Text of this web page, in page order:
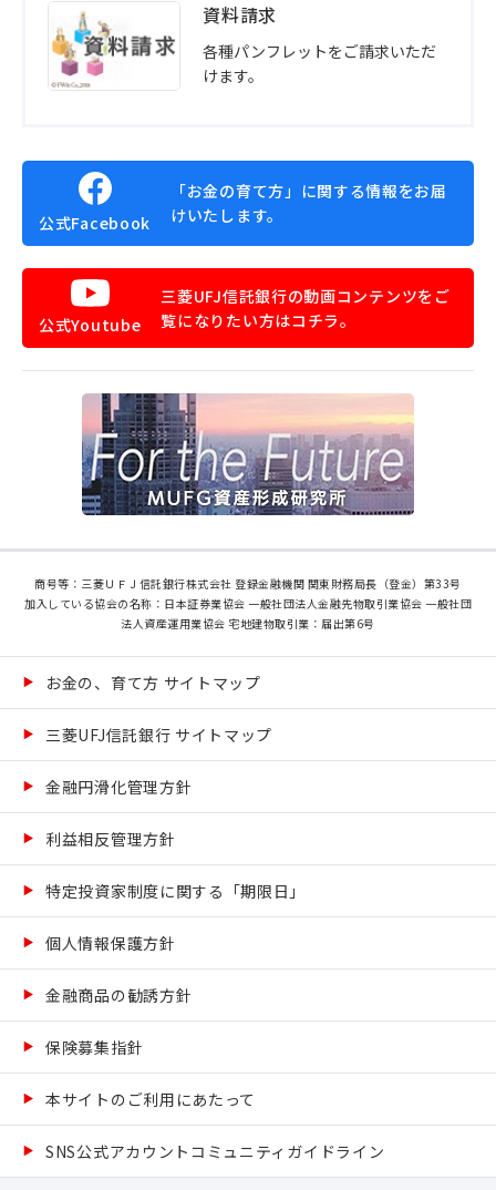
資料請求
各種パンフレットをご請求いただ
けます。
公式Facebook
「お金の育て方」に関する情報をお届
けいたします。
公式Youtube
三菱UFJ信託銀行の動画コンテンツをご
覧になりたい方はコチラ。
商号等：三菱ＵＦＪ信託銀行株式会社 登録金融機関 関東財務局長（登金）第33号
加入している協会の名称：日本証券業協会 一般社団法人金融先物取引業協会 一般社団
法人資産運用業協会 宅地建物取引業：届出第6号
お金の、育て方 サイトマップ
三菱UFJ信託銀行 サイトマップ
金融円滑化管理方針
利益相反管理方針
特定投資家制度に関する「期限日」
個人情報保護方針
金融商品の勧誘方針
保険募集指針
本サイトのご利用にあたって
SNS公式アカウントコミュニティガイドライン